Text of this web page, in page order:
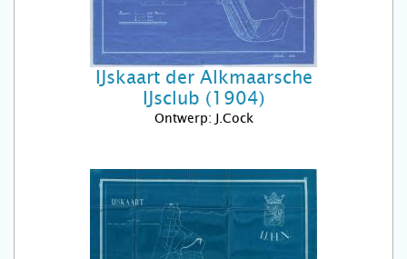
IJskaart der Alkmaarsche
IJsclub (1904)
Ontwerp: J.Cock